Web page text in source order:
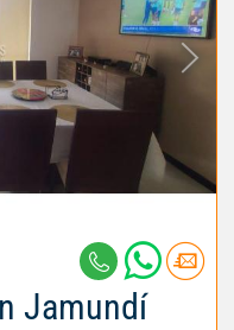
Jamundí